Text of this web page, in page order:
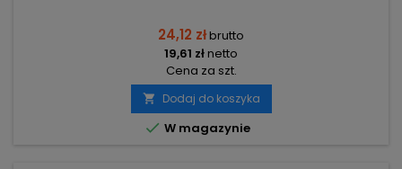
24,12 złbrutto
19,61 złnetto
Cena za szt.
 Dodaj do koszyka
 W magazynie